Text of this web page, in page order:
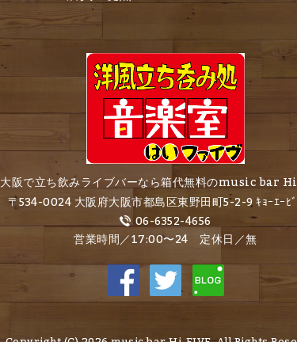
大阪で立ち飲みライブバーなら箱代無料のmusic bar
〒534-0024 大阪府大阪市都島区東野田町5-2-9 ｷｮｰｴｰﾋ
06-6352-4656
営業時間／17:00〜24 定休日／無